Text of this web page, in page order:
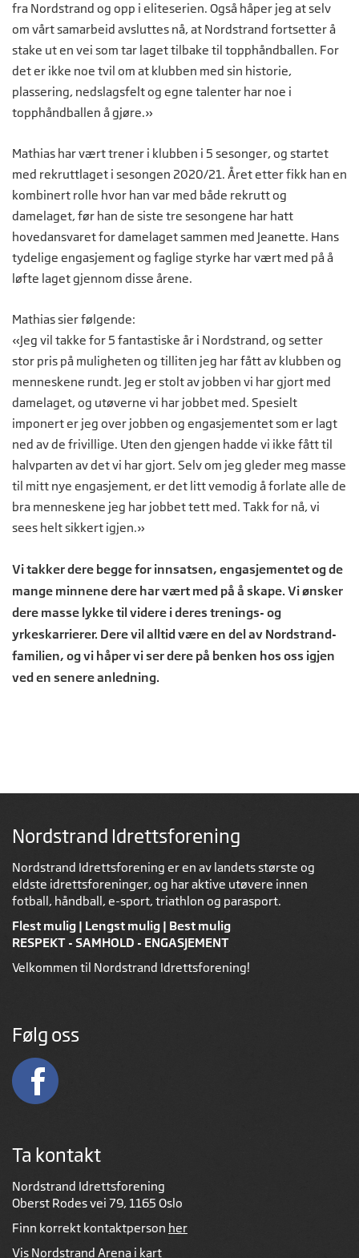
fra Nordstrand og opp i eliteserien. Også håper jeg at selv
om vårt samarbeid avsluttes nå, at Nordstrand fortsetter å
stake ut en vei som tar laget tilbake til topphåndballen. For
det er ikke noe tvil om at klubben med sin historie,
plassering, nedslagsfelt og egne talenter har noe i
topphåndballen å gjøre.»
Mathias har vært trener i klubben i 5 sesonger, og startet
med rekruttlaget i sesongen 2020/21. Året etter fikk han en
kombinert rolle hvor han var med både rekrutt og
damelaget, før han de siste tre sesongene har hatt
hovedansvaret for damelaget sammen med Jeanette. Hans
tydelige engasjement og faglige styrke har vært med på å
løfte laget gjennom disse årene.
Mathias sier følgende:
«Jeg vil takke for 5 fantastiske år i Nordstrand, og setter
stor pris på muligheten og tilliten jeg har fått av klubben og
menneskene rundt. Jeg er stolt av jobben vi har gjort med
damelaget, og utøverne vi har jobbet med. Spesielt
imponert er jeg over jobben og engasjementet som er lagt
ned av de frivillige. Uten den gjengen hadde vi ikke fått til
halvparten av det vi har gjort. Selv om jeg gleder meg masse
til mitt nye engasjement, er det litt vemodig å forlate alle de
bra menneskene jeg har jobbet tett med. Takk for nå, vi
sees helt sikkert igjen.»
Vi takker dere begge for innsatsen, engasjementet og de
mange minnene dere har vært med på å skape. Vi ønsker
dere masse lykke til videre i deres trenings- og
yrkeskarrierer. Dere vil alltid være en del av Nordstrand-
familien, og vi håper vi ser dere på benken hos oss igjen
ved en senere anledning.
Nordstrand Idrettsforening
Nordstrand Idrettsforening er en av landets største og
eldste idrettsforeninger, og har aktive utøvere innen
fotball, håndball, e-sport, triathlon og parasport.
Flest mulig | Lengst mulig | Best mulig
RESPEKT - SAMHOLD - ENGASJEMENT
Velkommen til Nordstrand Idrettsforening!
Følg oss
Ta kontakt
Nordstrand Idrettsforening
Oberst Rodes vei 79, 1165 Oslo
Finn korrekt kontaktperson her
Vis Nordstrand Arena i kart